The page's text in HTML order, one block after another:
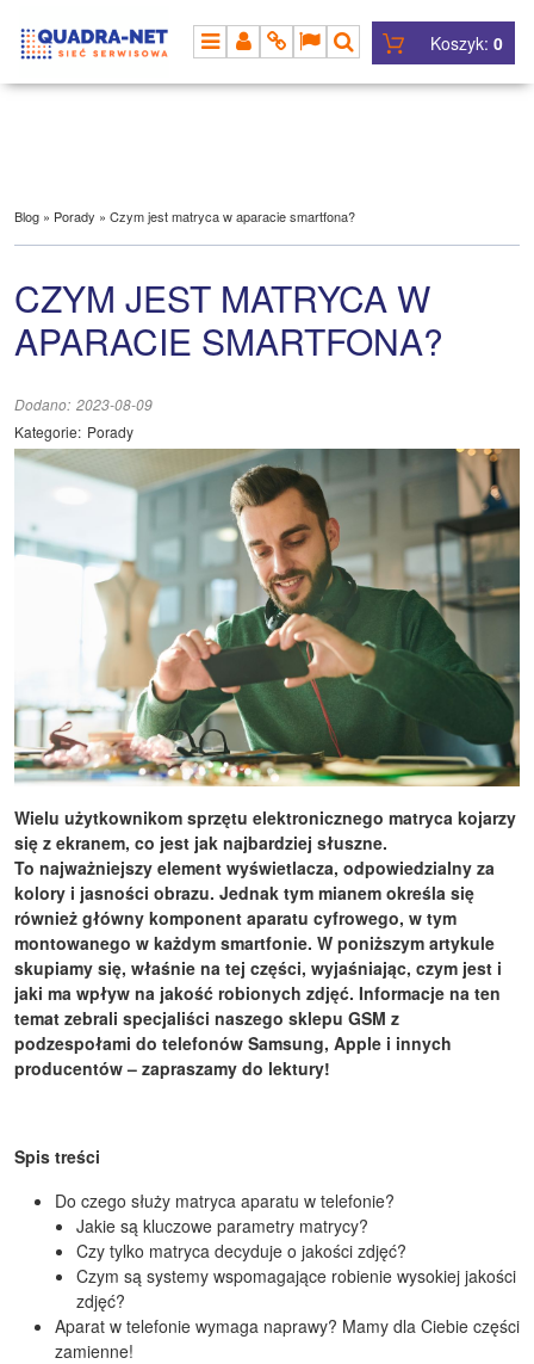
MENUPANELINFOLANGSZUKAJ Koszyk: 0
Blog » Porady » Czym jest matryca w aparacie smartfona?
CZYM JEST MATRYCA W
APARACIE SMARTFONA?
Dodano: 2023-08-09
Kategorie: Porady
Wielu użytkownikom sprzętu elektronicznego matryca kojarzy
się z ekranem, co jest jak najbardziej słuszne.
To najważniejszy element wyświetlacza, odpowiedzialny za
kolory i jasności obrazu. Jednak tym mianem określa się
również główny komponent aparatu cyfrowego, w tym
montowanego w każdym smartfonie. W poniższym artykule
skupiamy się, właśnie na tej części, wyjaśniając, czym jest i
jaki ma wpływ na jakość robionych zdjęć. Informacje na ten
temat zebrali specjaliści naszego sklepu GSM z
podzespołami do telefonów Samsung, Apple i innych
producentów – zapraszamy do lektury!
Spis treści
Do czego służy matryca aparatu w telefonie?
Jakie są kluczowe parametry matrycy?
Czy tylko matryca decyduje o jakości zdjęć?
Czym są systemy wspomagające robienie wysokiej jakości
zdjęć?
Aparat w telefonie wymaga naprawy? Mamy dla Ciebie części
zamienne!